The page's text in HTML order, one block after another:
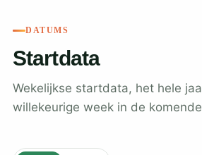
DATUMS
Startdata
Wekelijkse startdata, het hele
willekeurige week in de